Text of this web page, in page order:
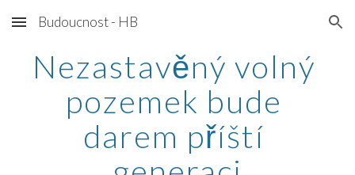
Skip to main content Skip to navigation
Budoucnost - HB
Nezastavěný volný
pozemek bude
darem příští